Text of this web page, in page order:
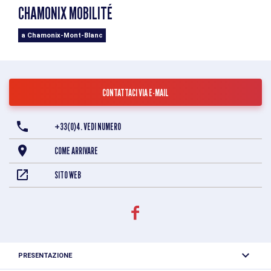
CHAMONIX MOBILITÉ
a Chamonix-Mont-Blanc
CONTATTACI VIA E-MAIL
+33(0)4. VEDI NUMERO
COME ARRIVARE
SITO WEB
PRESENTAZIONE